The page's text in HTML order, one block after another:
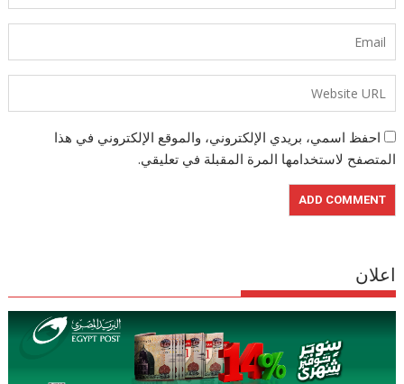
احفظ اسمي، بريدي الإلكتروني، والموقع الإلكتروني في هذا
المتصفح لاستخدامها المرة المقبلة في تعليقي.
اعلان